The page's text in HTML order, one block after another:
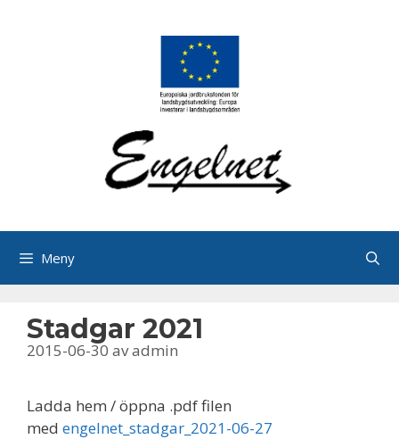
Meny
Stadgar 2021
2015-06-30 avadmin
Ladda hem / öppna .pdf filen
med engelnet_stadgar_2021-06-27